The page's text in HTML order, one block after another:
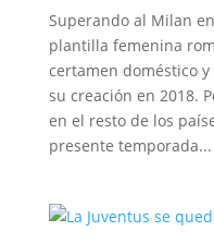
Superando al Milan
plantilla femenina
certamen doméstico
su creación en 2018.
en el resto de los
presente temporada...